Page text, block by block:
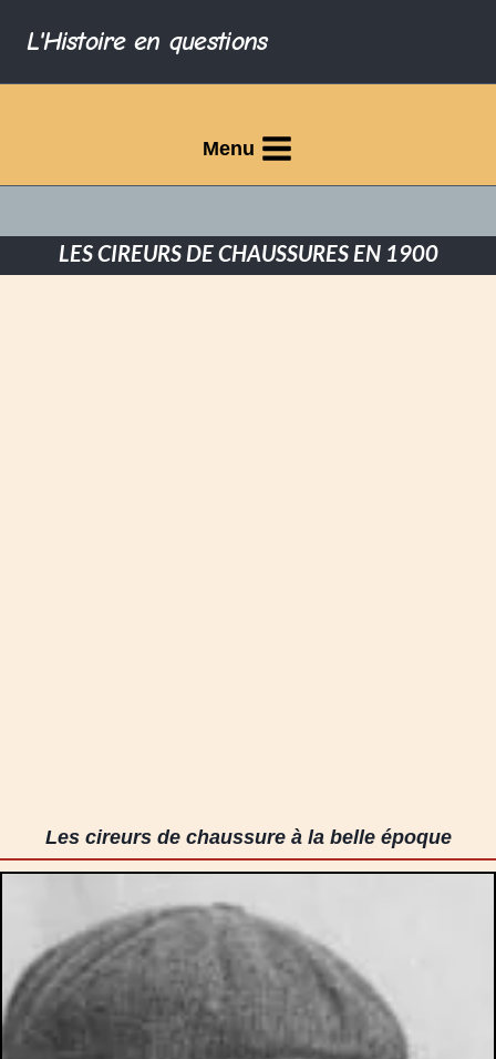
L'Histoire en questions
Menu
LES CIREURS DE CHAUSSURES EN 1900
Les cireurs de chaussure à la belle époque